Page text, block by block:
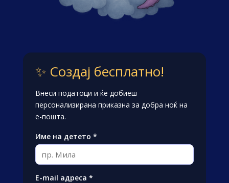
✨ Создај бесплатно!
Внеси податоци и ќе добиеш
персонализирана приказна за добра ноќ на
е-пошта.
Име на детето *
E-mail адреса *